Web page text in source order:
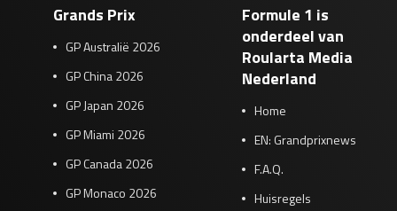
Grands Prix
GP Australië 2026
GP China 2026
GP Japan 2026
GP Miami 2026
GP Canada 2026
GP Monaco 2026
Formule 1 is
onderdeel van
Roularta Media
Nederland
Home
EN: Grandprixnews
F.A.Q.
Huisregels